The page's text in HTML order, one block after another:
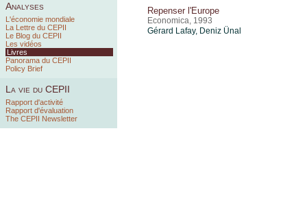
Analyses
L'économie mondiale
La Lettre du CEPII
Le Blog du CEPII
Les vidéos
Livres
Panorama du CEPII
Policy Brief
La vie du CEPII
Rapport d'activité
Rapport d'évaluation
The CEPII Newsletter
Repenser l'Europe
Economica, 1993
Gérard Lafay, Deniz Ünal